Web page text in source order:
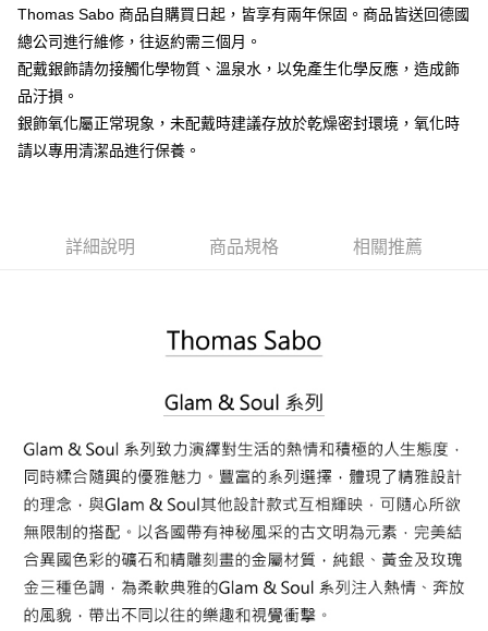
每筆NT$100，滿NT$3,000(含以上)免運費
Thomas Sabo 商品自購買日起，皆享有兩年保固。商品皆送回德國
總公司進行維修，往返約需三個月。
配戴銀飾請勿接觸化學物質、溫泉水，以免產生化學反應，造成飾
品汙損。
銀飾氧化屬正常現象，未配戴時建議存放於乾燥密封環境，氧化時
請以專用清潔品進行保養。
詳細說明 商品規格 相關推薦